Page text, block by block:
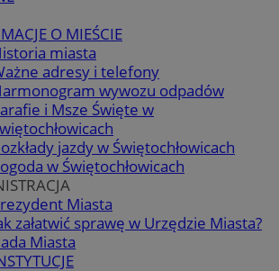
O MIEŚCIE
miasta
adresy i telefony
wywozu odpadów
i Msze Święte w
jazdy w Świętochłowicach
w Świętochłowicach
Miasta
załatwić sprawę w Urzędzie Miasta?
Miasta